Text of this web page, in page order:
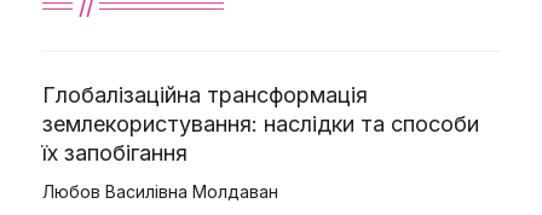
Глобалізаційна трансформація
землекористування: наслідки та способи
їх запобігання
Любов Василівна Молдаван